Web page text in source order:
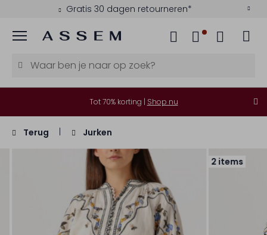
Gratis 30 dagen retourneren*
Menu
Tot 70% korting | Shop nu
Terug Jurken
2 items